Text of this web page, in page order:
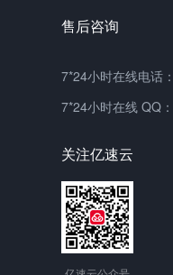
售后咨询
7*24小时在线电话：
7*24小时在线 QQ：
关注亿速云